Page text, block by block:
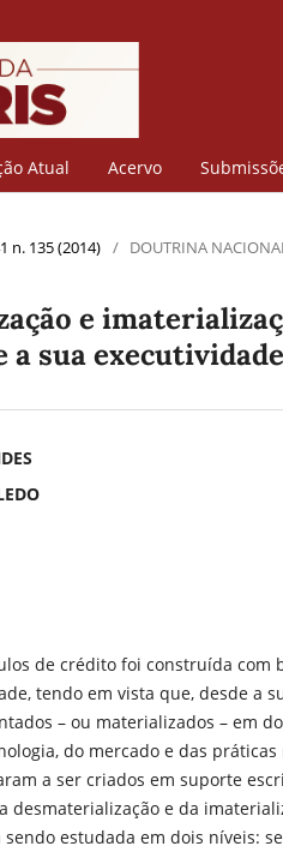
Atual Acervo
n. 135 (2014) / DOUTRINA
e
a sua executividade
de crédito foi construída com
tendo em vista que, desde a
– ou materializados – em
do mercado e das práticas
a ser criados em suporte
desmaterialização e da
estudada em dois níveis: